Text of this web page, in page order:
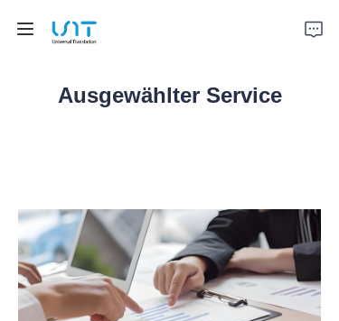
Ausgewählter Service
Startseite
Über uns
Kontaktieren Sie uns